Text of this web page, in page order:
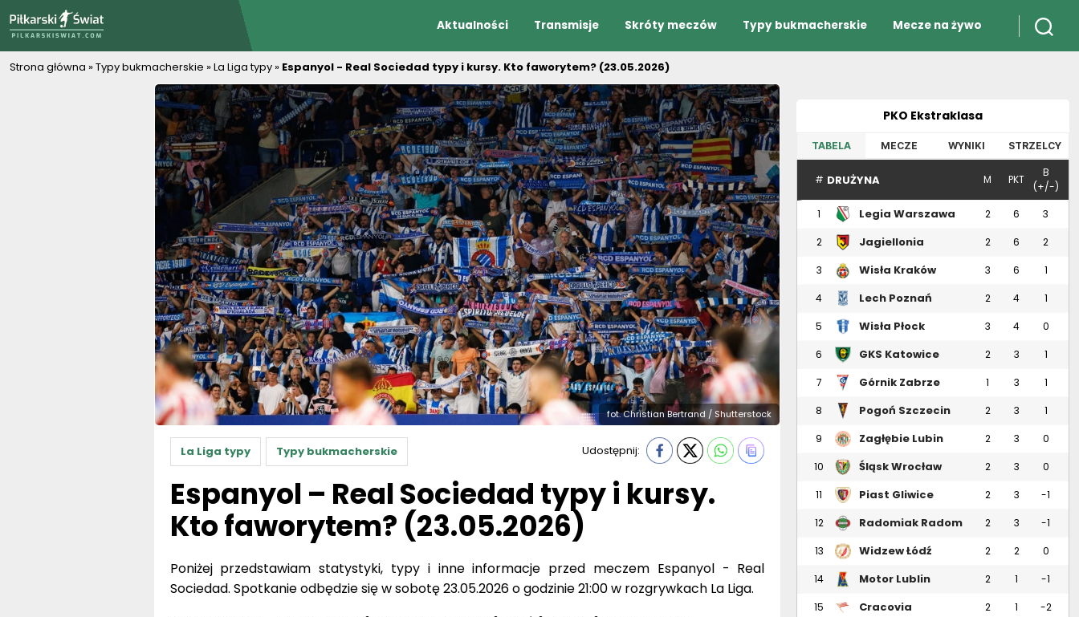
Aktualności Transmisje Skróty meczów Typy bukmacherskie Mecze na żywo
Strona główna »Typy bukmacherskie »La Liga typy » Espanyol - Real Sociedad typy i kursy. Kto faworytem? (23.05.2026)
fot. Christian Bertrand / Shutterstock
La Liga typy Typy bukmacherskie Udostępnij:
Espanyol – Real Sociedad typy i kursy.
Kto faworytem? (23.05.2026)
Poniżej przedstawiam statystyki, typy i inne informacje przed meczem Espanyol - Real
Sociedad. Spotkanie odbędzie się w sobotę 23.05.2026 o godzinie 21:00 w rozgrywkach La Liga.
PKO Ekstraklasa
TABELA MECZE WYNIKI STRZELCY
# DRUŻYNA M PKT
B
(+/-)
1
Legia Warszawa 2 6 3
2
Jagiellonia
2 6 2
3 Wisła Kraków 3 6 1
4 Lech Poznań 2 4 1
5 Wisła Płock 3 4 0
6 GKS Katowice 2 3 1
7 Górnik Zabrze 1 3 1
8 Pogoń Szczecin 2 3 1
9 Zagłębie Lubin 2 3 0
10 Śląsk Wrocław 2 3 0
11 Piast Gliwice 2 3 -1
12 Radomiak Radom 2 3 -1
13 Widzew Łódź 2 2 0
14 Motor Lublin 2 1 -1
15 Cracovia 2 1 -2